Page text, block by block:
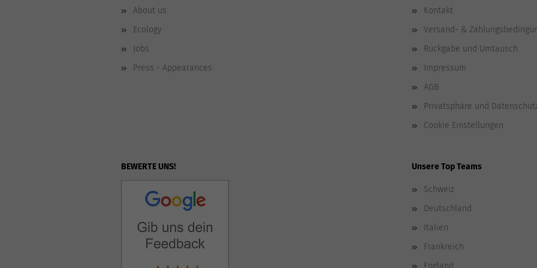
About us
Ecology
Jobs
Press - Appearances
Kontakt
Versand- &
Rückgabe und Umtausch
Impressum
AGB
Privatsphäre und
Cookie Einstellungen
BEWERTE UNS! Unsere Top Teams
Schweiz
Deutschland
Italien
Frankreich
England